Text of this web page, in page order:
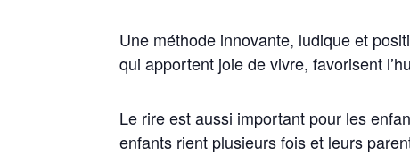
Une méthode innovante, ludique et
qui apportent joie de vivre, favorisent
Le rire est aussi important pour les
enfants rient plusieurs fois et leurs